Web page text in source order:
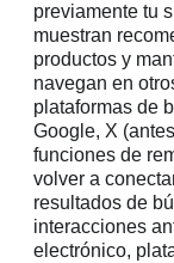
previamente tu
muestran
productos y
navegan en
plataformas de
Google, X
funciones de
volver a
resultados de
interacciones
electrónico,